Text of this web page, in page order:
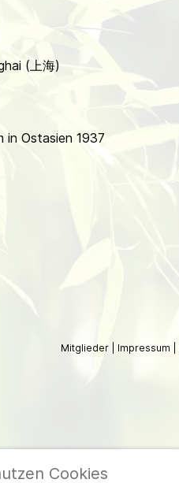
(上海)
in Ostasien 1937
Mitglieder Impressum
Cookies